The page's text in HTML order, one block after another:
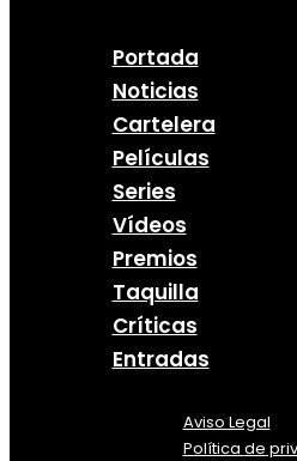
Portada
Noticias
Cartelera
Películas
Series
Vídeos
Premios
Taquilla
Críticas
Entradas
Aviso Legal
Política de